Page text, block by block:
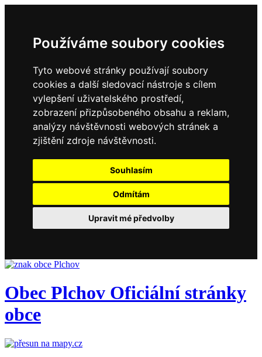
Používáme soubory cookies
Tyto webové stránky používají soubory
cookies a další sledovací nástroje s cílem
vylepšení uživatelského prostředí,
zobrazení přizpůsobeného obsahu a reklam,
analýzy návštěvnosti webových stránek a
zjištění zdroje návštěvnosti.
Souhlasím
Odmítám
Upravit mé předvolby
Obec Plchov Oficiální stránky
obce